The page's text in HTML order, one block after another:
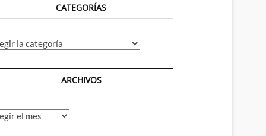
CATEGORÍAS
ARCHIVOS